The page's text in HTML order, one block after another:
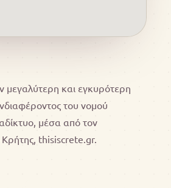
μεγαλύτερη και εγκυρότερη
του νομού
μέσα από τον
Κρήτης, thisiscrete.gr.